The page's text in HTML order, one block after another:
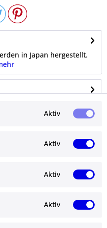
in Japan hergestellt.
Aktiv
Aktiv
Aktiv
Aktiv